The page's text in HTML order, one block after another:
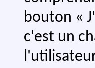
bouton «
c'est un